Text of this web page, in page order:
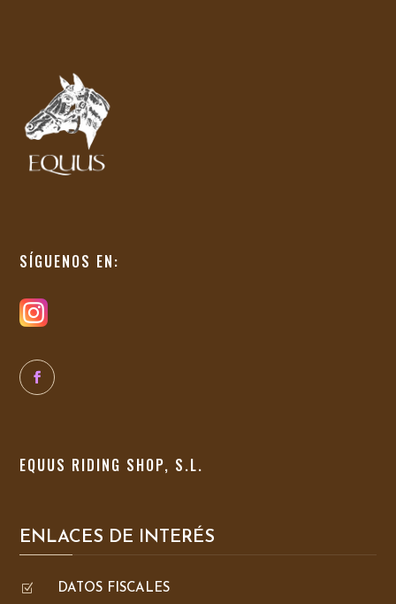
SÍGUENOS EN:
EQUUS RIDING SHOP, S.L.
ENLACES DE INTERÉS
Z DATOS FISCALES